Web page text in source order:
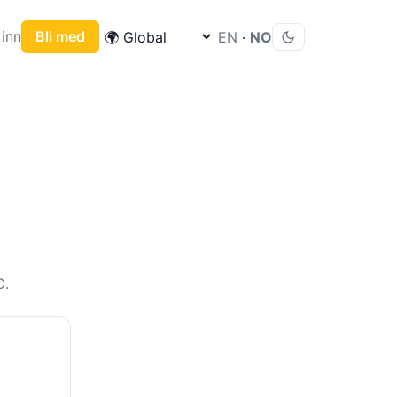
Bli med EN · NO